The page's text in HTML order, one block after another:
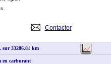
Contacter
sur 33286.81 km
en carburant